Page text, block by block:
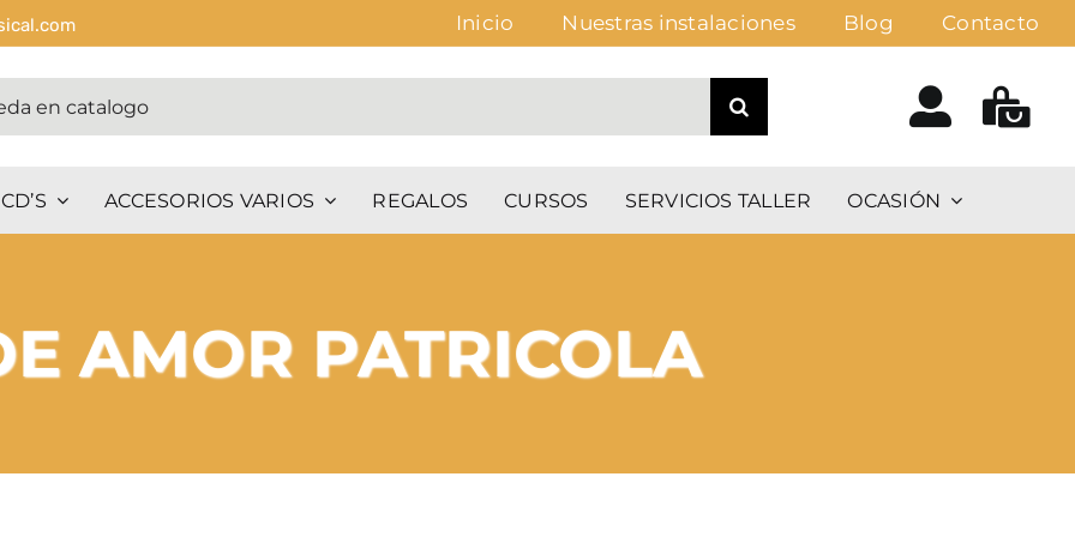
Inicio Nuestras instalaciones Blog Contacto
ACCESORIOS VARIOS REGALOS CURSOS SERVICIOS TALLER OCASIÓN
AMOR PATRICOLA